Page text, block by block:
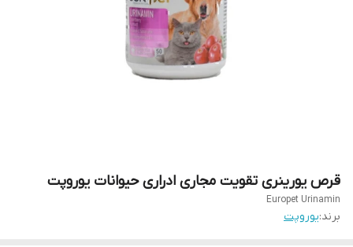
قرص یورینری تقویت مجاری ادراری حیوانات یوروپت
Europet Urinamin
برند:یوروپت